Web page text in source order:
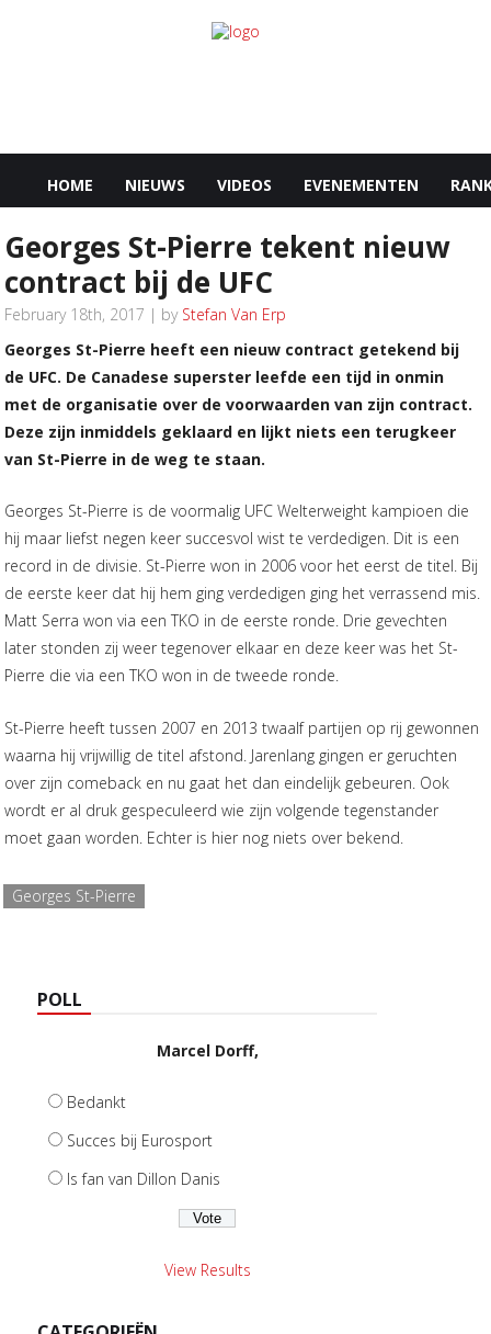
HOME NIEUWS VIDEOS EVENEMENTEN
Georges St-Pierre tekent nieuw
contract bij de UFC
February 18th, 2017 | by Stefan Van Erp
Georges St-Pierre heeft een nieuw contract getekend bij
de UFC. De Canadese superster leefde een tijd in onmin
met de organisatie over de voorwaarden van zijn contract.
Deze zijn inmiddels geklaard en lijkt niets een terugkeer
van St-Pierre in de weg te staan.
Georges St-Pierre is de voormalig UFC Welterweight kampioen die
hij maar liefst negen keer succesvol wist te verdedigen. Dit is een
record in de divisie. St-Pierre won in 2006 voor het eerst de titel. Bij
de eerste keer dat hij hem ging verdedigen ging het verrassend mis.
Matt Serra won via een TKO in de eerste ronde. Drie gevechten
later stonden zij weer tegenover elkaar en deze keer was het St-
Pierre die via een TKO won in de tweede ronde.
St-Pierre heeft tussen 2007 en 2013 twaalf partijen op rij gewonnen
waarna hij vrijwillig de titel afstond. Jarenlang gingen er geruchten
over zijn comeback en nu gaat het dan eindelijk gebeuren. Ook
wordt er al druk gespeculeerd wie zijn volgende tegenstander
moet gaan worden. Echter is hier nog niets over bekend.
Georges St-Pierre
POLL
Marcel Dorff,
Bedankt
Succes bij Eurosport
Is fan van Dillon Danis
View Results